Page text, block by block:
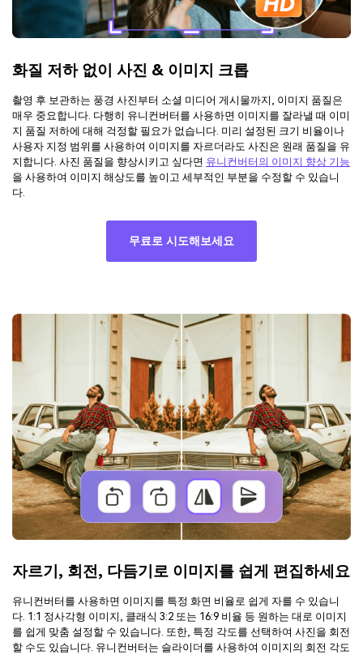
화질 저하 없이 사진 & 이미지 크롭
촬영 후 보관하는 풍경 사진부터 소셜 미디어 게시물까지, 이미지 품질은
매우 중요합니다. 다행히 유니컨버터를 사용하면 이미지를 잘라낼 때 이미
지 품질 저하에 대해 걱정할 필요가 없습니다. 미리 설정된 크기 비율이나
사용자 지정 범위를 사용하여 이미지를 자르더라도 사진은 원래 품질을 유
지합니다. 사진 품질을 향상시키고 싶다면 유니컨버터의 이미지 향상 기능
을 사용하여 이미지 해상도를 높이고 세부적인 부분을 수정할 수 있습니
다.
무료로 시도해보세요
자르기, 회전, 다듬기로 이미지를 쉽게 편집하세요
유니컨버터를 사용하면 이미지를 특정 화면 비율로 쉽게 자를 수 있습니
다. 1:1 정사각형 이미지, 클래식 3:2 또는 16:9 비율 등 원하는 대로 이미지
를 쉽게 맞춤 설정할 수 있습니다. 또한, 특정 각도를 선택하여 사진을 회전
할 수도 있습니다. 유니컨버터는 슬라이더를 사용하여 이미지의 회전 각도